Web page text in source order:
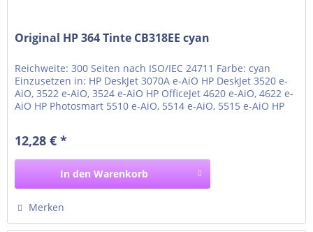
Original HP 364 Tinte CB318EE cyan
Reichweite: 300 Seiten nach ISO/IEC 24711 Farbe: cyan
Einzusetzen in: HP DeskJet 3070A e-AiO HP DeskJet 3520 e-
AiO, 3522 e-AiO, 3524 e-AiO HP OfficeJet 4620 e-AiO, 4622 e-
AiO HP Photosmart 5510 e-AiO, 5514 e-AiO, 5515 e-AiO HP
Photosmart 7510 e-AiO, 7520 e-AiO HP...
12,28 € *
In den Warenkorb
Merken